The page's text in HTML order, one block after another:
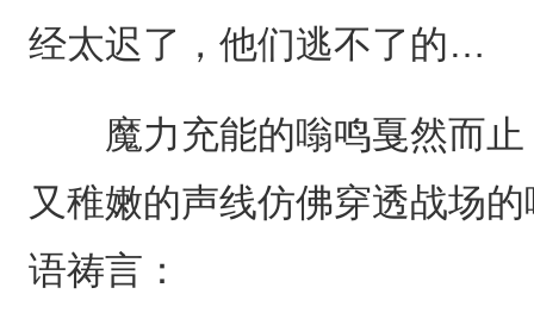
经太迟了，他们逃不了的…
魔力充能的嗡鸣戛然而止
又稚嫩的声线仿佛穿透战场
语祷言：